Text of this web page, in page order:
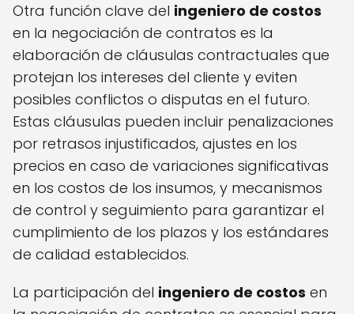
Otra función clave del ingeniero de costos
en la negociación de contratos es la
elaboración de cláusulas contractuales que
protejan los intereses del cliente y eviten
posibles conflictos o disputas en el futuro.
Estas cláusulas pueden incluir penalizaciones
por retrasos injustificados, ajustes en los
precios en caso de variaciones significativas
en los costos de los insumos, y mecanismos
de control y seguimiento para garantizar el
cumplimiento de los plazos y los estándares
de calidad establecidos.
La participación del ingeniero de costos en